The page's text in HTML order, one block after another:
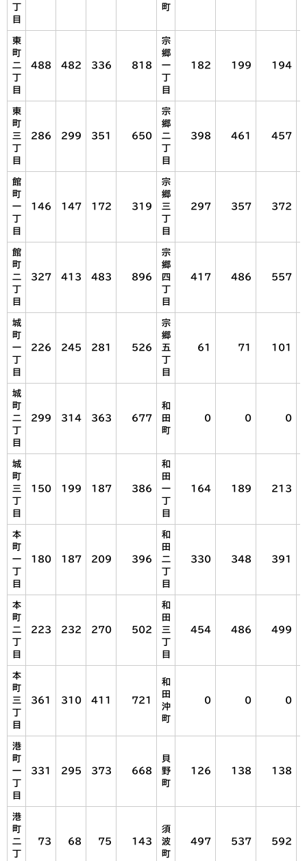
目
町
東
町
二
目
488 482 336 818
宗
郷
一
目
182 199 194
東
町
三
目
286 299 351 650
宗
郷
二
目
398 461 457
館
町
一
目
146 147 172 319
宗
郷
三
目
297 357 372
館
町
二
目
327 413 483 896
宗
郷
四
目
417 486 557
城
町
一
目
226 245 281 526
宗
郷
五
目
61 71 101
城
町
二
目
299 314 363 677
和
田
町
0 0 0
城
町
三
目
150 199 187 386
和
田
一
目
164 189 213
本
町
一
目
180 187 209 396
和
田
二
目
330 348 391
本
町
二
目
223 232 270 502
和
田
三
目
454 486 499
本
町
三
目
361 310 411 721
和
田
沖
町
0 0 0
港
町
一
目
331 295 373 668
貝
野
町
126 138 138
港
町
二
73 68 75 143
須
波
町
497 537 592